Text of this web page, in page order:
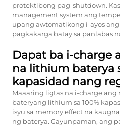
protektibong pag-shutdown.
management system ang
upang awtomatikong i-ayos
pagkakarga batay sa panlabas
Dapat ba i-charge
na lithium baterya
kapasidad nang
Maaaring ligtas na i-charge ang
bateryang lithium sa 100%
isyu sa memory effect na
ng baterya. Gayunpaman, ang